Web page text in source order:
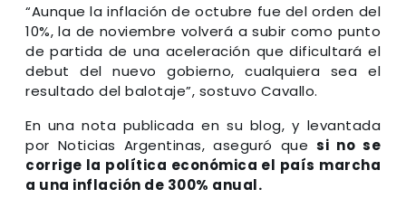
“Aunque la inflación de octubre fue del orden del
10%, la de noviembre volverá a subir como punto
de partida de una aceleración que dificultará el
debut del nuevo gobierno, cualquiera sea el
resultado del balotaje”, sostuvo Cavallo.
En una nota publicada en su blog, y levantada
por Noticias Argentinas, aseguró que si no se
corrige la política económica el país marcha
a una inflación de 300% anual.